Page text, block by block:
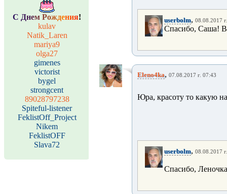
С Днем Рождения!
kulav
Natik_Laren
mariya9
olga27
gimenes
victorist
bygel
strongcent
89028797238
Spiteful-listener
FeklistOff_Project
Nikem
FeklistOFF
Slava72
userbolm, 08.08.2017
Спасибо, Саша!
Eleno4ka, 07.08.2017 г. 07:43
Юра, красоту то какую
userbolm, 08.08.2017
Спасибо,